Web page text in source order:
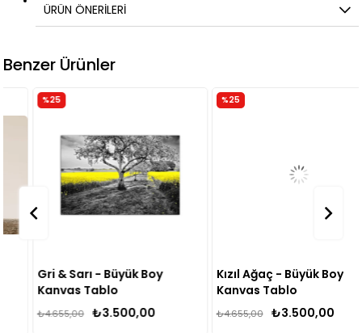
ÜRÜN ÖNERILERI
Benzer Ürünler
Gri & Sarı - Büyük Boy
Kanvas Tablo
₺3.500,00
₺4.655,00
Kızıl Ağaç - Büyük Boy
Kanvas Tablo
₺3.500,00
₺4.655,00